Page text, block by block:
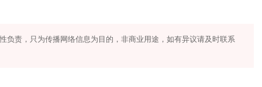
负责，只为传播网络信息为目的，非商业用途，如有异议请及时联系